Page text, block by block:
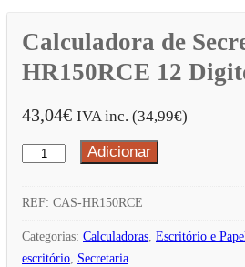
Calculadora de
HR150RCE 12
43,04€ IVA inc. (34,99€)
Quantidade
Calculadora
de
Secretária
Adicionar
REF: CAS-HR150RCE
Categorias: Calculadoras, Escritório e
escritório, Secretaria